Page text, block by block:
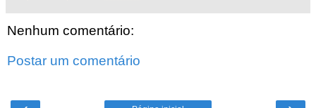
Nenhum comentário:
Postar um comentário